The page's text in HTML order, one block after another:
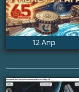
12Апр